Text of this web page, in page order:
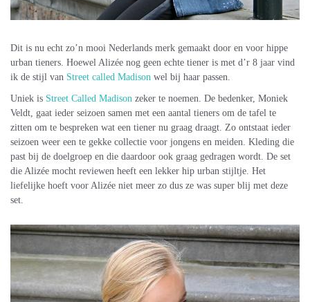
Dit is nu echt zo’n mooi Nederlands merk gemaakt door en voor hippe
urban tieners. Hoewel Alizée nog geen echte tiener is met d’r 8 jaar vind
ik de stijl van Street called Madison wel bij haar passen.
Uniek is Street Called Madison zeker te noemen. De bedenker, Moniek
Veldt, gaat ieder seizoen samen met een aantal tieners om de tafel te
zitten om te bespreken wat een tiener nu graag draagt. Zo ontstaat ieder
seizoen weer een te gekke collectie voor jongens en meiden. Kleding die
past bij de doelgroep en die daardoor ook graag gedragen wordt. De set
die Alizée mocht reviewen heeft een lekker hip urban stijltje. Het
liefelijke hoeft voor Alizée niet meer zo dus ze was super blij met deze
set.